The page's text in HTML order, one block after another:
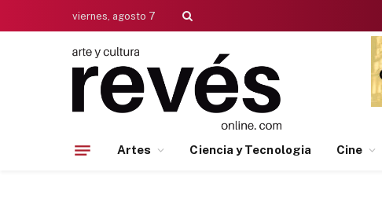
viernes, agosto 7
Artes Ciencia y Tecnologia Cine